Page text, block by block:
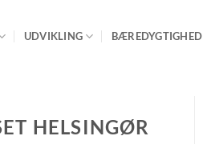
UDVIKLING BÆREDYGTIGHED
HELSINGØR